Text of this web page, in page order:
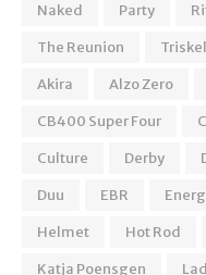
Naked Party
The Reunion
Akira
Alzo Zero
CB400 Super Four
Culture
Derby
Duu
EBR
Helmet
Hot Rod
Katja Poensgen